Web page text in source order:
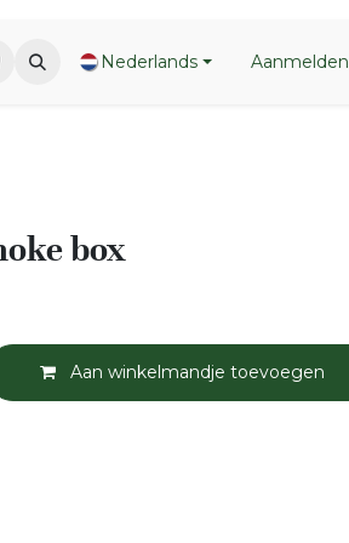
Nederlands Aanmelden
box
Aan winkelmandje toevoegen